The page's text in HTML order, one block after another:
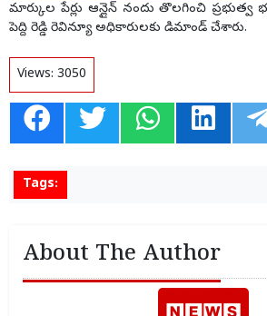
మార్కుల పేర్లు ఆన్లైన్ నందు తొలగించి ప్రభుత్వ
పెద్ది రెడ్డి రెవిన్యూ అధికారులకు డిమాండ్ చేశారు.
Views: 3050
Tags:
About The Author